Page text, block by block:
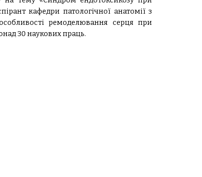
кафедри патологічної анатомії з
ремоделювання серця при
30 наукових праць.